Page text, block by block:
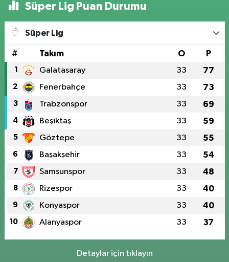
Süper Lig Puan Durumu
Süper Lig
# Takım O P
1 Galatasaray 33 77
2 Fenerbahçe 33 73
3 Trabzonspor 33 69
4 Beşiktaş 33 59
5 Göztepe 33 55
6 Başakşehir 33 54
7 Samsunspor 33 48
8 Rizespor 33 40
9 Konyaspor 33 40
10 Alanyaspor 33 37
Detaylar için tıklayın